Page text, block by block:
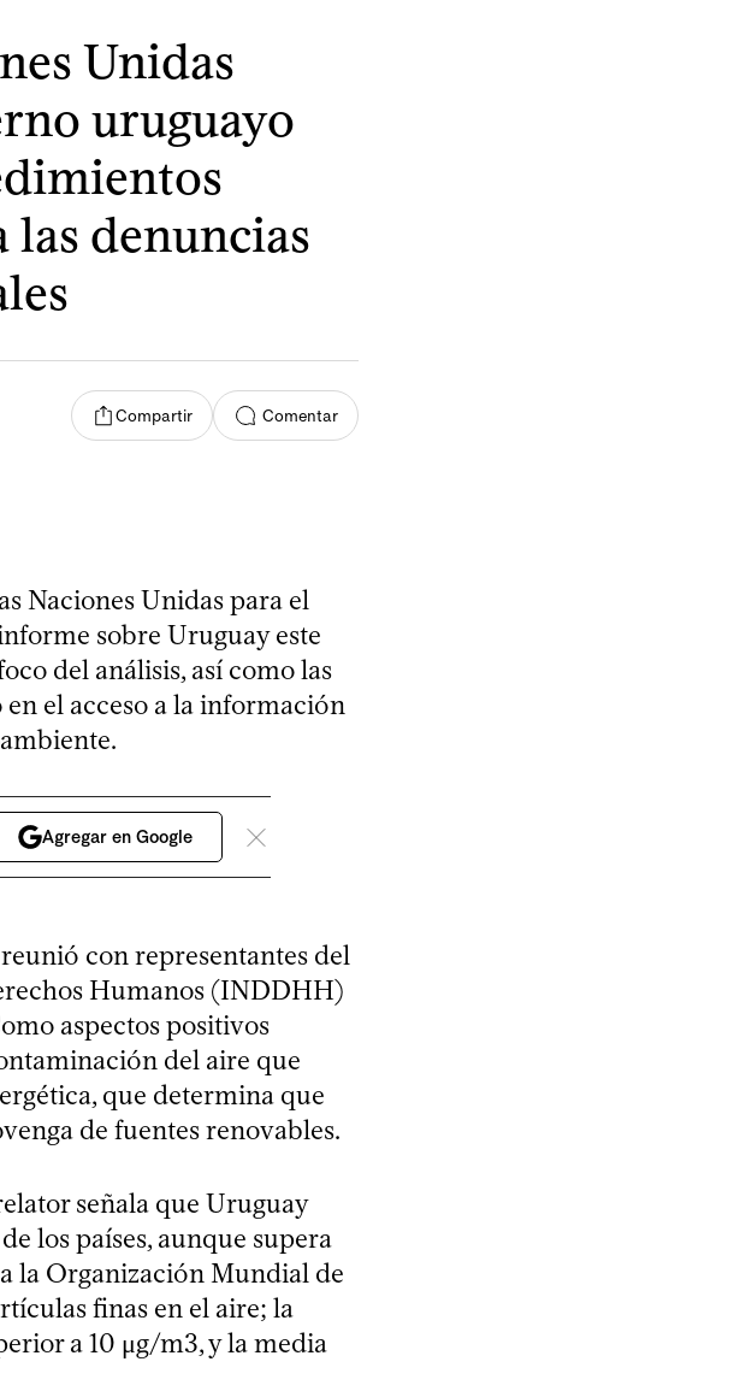
Unidas
uruguayo
las denuncias
Compartir Comentar
Naciones Unidas para el
sobre Uruguay este
del análisis, así como las
el acceso a la información
Agregar en Google
con representantes del
Humanos (INDDHH)
aspectos positivos
del aire que
que determina que
de fuentes renovables.
señala que Uruguay
los países, aunque supera
la Organización Mundial de
finas en el aire; la
a 10 μg/m3, y la media